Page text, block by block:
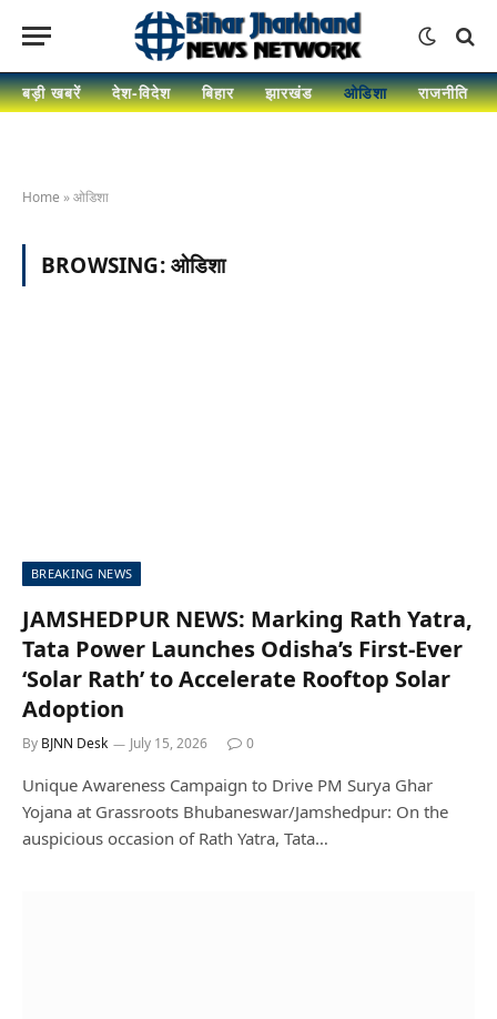
बड़ी खबरें देश-विदेश बिहार झारखंड ओडिशा राजनीति
Home »ओडिशा
BROWSING:ओडिशा
BREAKING NEWS
JAMSHEDPUR NEWS: Marking Rath Yatra,
Tata Power Launches Odisha’s First-Ever
‘Solar Rath’ to Accelerate Rooftop Solar
Adoption
By BJNN Desk July 15, 2026 0
Unique Awareness Campaign to Drive PM Surya Ghar
Yojana at Grassroots Bhubaneswar/Jamshedpur: On the
auspicious occasion of Rath Yatra, Tata…